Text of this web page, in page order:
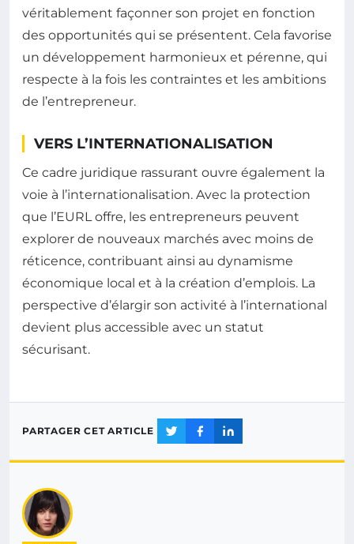
véritablement façonner son projet en fonction
des opportunités qui se présentent. Cela favorise
un développement harmonieux et pérenne, qui
respecte à la fois les contraintes et les ambitions
de l’entrepreneur.
VERS L’INTERNATIONALISATION
Ce cadre juridique rassurant ouvre également la
voie à l’internationalisation. Avec la protection
que l’EURL offre, les entrepreneurs peuvent
explorer de nouveaux marchés avec moins de
réticence, contribuant ainsi au dynamisme
économique local et à la création d’emplois. La
perspective d’élargir son activité à l’international
devient plus accessible avec un statut
sécurisant.
PARTAGER CET ARTICLE